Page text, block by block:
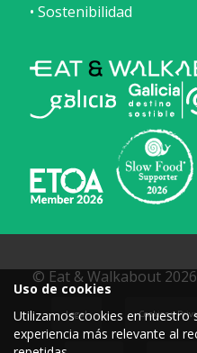
• Sostenibilidad
© Eat & Walkabout 2026
Legal Cookies y
Uso de cookies
Utilizamos cookies en nuestro
experiencia más relevante al